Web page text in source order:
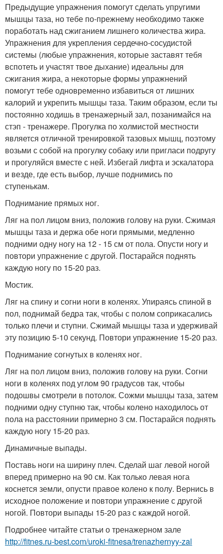
Предыдущие упражнения помогут сделать упругими
мышцы таза, но тебе по-прежнему необходимо также
поработать над сжиганием лишнего количества жира.
Упражнения для укрепления сердечно-сосудистой
системы (любые упражнения, которые заставят тебя
вспотеть и участят твое дыхание) идеальны для
сжигания жира, а некоторые формы упражнений
помогут тебе одновременно избавиться от лишних
калорий и укрепить мышцы таза. Таким образом, если ты
постоянно ходишь в тренажерный зал, позанимайся на
стэп - тренажере. Прогулка по холмистой местности
является отличной тренировкой тазовых мышц, поэтому
возьми с собой на прогулку собаку или пригласи подругу
и прогуляйся вместе с ней. Избегай лифта и эскалатора
и везде, где есть выбор, лучше поднимись по
ступенькам.
Поднимание прямых ног.
Ляг на пол лицом вниз, положив голову на руки. Сжимая
мышцы таза и держа обе ноги прямыми, медленно
подними одну ногу на 12 - 15 см от пола. Опусти ногу и
повтори упражнение с другой. Постарайся поднять
каждую ногу по 15-20 раз.
Мостик.
Ляг на спину и согни ноги в коленях. Упираясь спиной в
пол, поднимай бедра так, чтобы с полом соприкасались
только плечи и ступни. Сжимай мышцы таза и удерживай
эту позицию 5-10 секунд. Повтори упражнение 15-20 раз.
Поднимание согнутых в коленях ног.
Ляг на пол лицом вниз, положив голову на руки. Согни
ноги в коленях под углом 90 градусов так, чтобы
подошвы смотрели в потолок. Сожми мышцы таза, затем
подними одну ступню так, чтобы колено находилось от
пола на расстоянии примерно 3 см. Постарайся поднять
каждую ногу 15-20 раз.
Динамичные выпады.
Поставь ноги на ширину плеч. Сделай шаг левой ногой
вперед примерно на 90 см. Как только левая нога
коснется земли, опусти правое колено к полу. Вернись в
исходное положение и повтори упражнение с другой
ногой. Повтори выпады 15-20 раз с каждой ногой.
Подробнее читайте статьи о тренажерном зале
http://fitnes.ru-best.com/uroki-fitnesa/trenazhernyy-zal